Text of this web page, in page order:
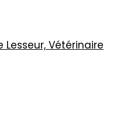
Lesseur, Vétérinaire